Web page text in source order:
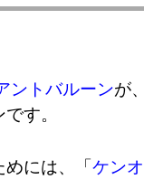
ントバルーンが
す。
には、「ケン